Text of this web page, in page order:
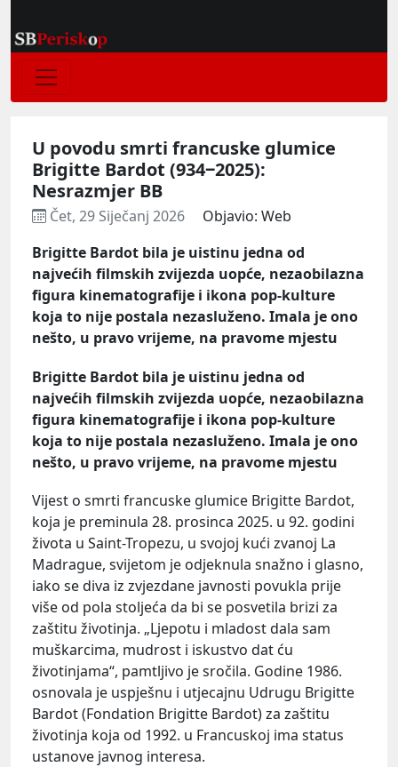
U povodu smrti francuske glumice
Brigitte Bardot (934‒2025):
Nesrazmjer BB
Čet, 29 Siječanj 2026
Objavio: Web
Brigitte Bardot bila je uistinu jedna od
najvećih filmskih zvijezda uopće, nezaobilazna
figura kinematografije i ikona pop-kulture
koja to nije postala nezasluženo. Imala je ono
nešto, u pravo vrijeme, na pravome mjestu
Brigitte Bardot bila je uistinu jedna od
najvećih filmskih zvijezda uopće, nezaobilazna
figura kinematografije i ikona pop-kulture
koja to nije postala nezasluženo. Imala je ono
nešto, u pravo vrijeme, na pravome mjestu
Vijest o smrti francuske glumice Brigitte Bardot,
koja je preminula 28. prosinca 2025. u 92. godini
života u Saint-Tropezu, u svojoj kući zvanoj La
Madrague, svijetom je odjeknula snažno i glasno,
iako se diva iz zvjezdane javnosti povukla prije
više od pola stoljeća da bi se posvetila brizi za
zaštitu životinja. „Ljepotu i mladost dala sam
muškarcima, mudrost i iskustvo dat ću
životinjama“, pamtljivo je sročila. Godine 1986.
osnovala je uspješnu i utjecajnu Udrugu Brigitte
Bardot (Fondation Brigitte Bardot) za zaštitu
životinja koja od 1992. u Francuskoj ima status
ustanove javnog interesa.